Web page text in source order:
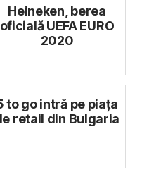
Heineken, berea
oficială UEFA EURO
2020
to go intră pe piața
retail din Bulgaria